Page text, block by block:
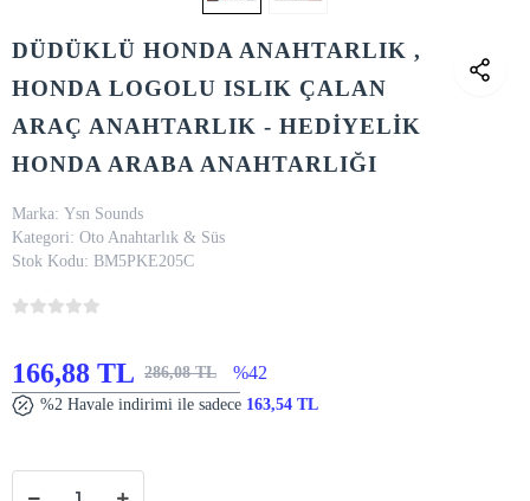
DÜDÜKLÜ HONDA ANAHTARLIK ,
HONDA LOGOLU ISLIK ÇALAN
ARAÇ ANAHTARLIK - HEDİYELİK
HONDA ARABA ANAHTARLIĞI
Marka: Ysn Sounds
Kategori: Oto Anahtarlık & Süs
Stok Kodu: BM5PKE205C
166,88 TL 286,08 TL %42
%2 Havale indirimi ile sadece 163,54 TL